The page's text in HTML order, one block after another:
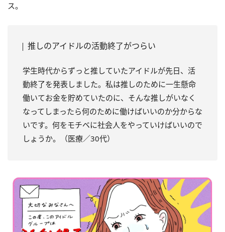
ス。
推しのアイドルの活動終了がつらい
学生時代からずっと推していたアイドルが先日、活
動終了を発表しました。私は推しのために一生懸命
働いてお金を貯めていたのに、そんな推しがいなく
なってしまったら何のために働けばいいのか分からな
いです。何をモチベに社会人をやっていけばいいので
しょうか。（医療／30代）